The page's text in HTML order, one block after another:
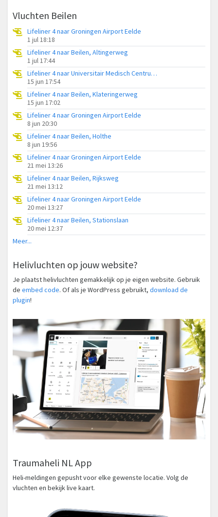
Vluchten Beilen
Lifeliner 4 naar Groningen Airport Eelde
1 jul 18:18
Lifeliner 4 naar Beilen, Altingerweg
1 jul 17:44
Lifeliner 4 naar Universitair Medisch Centrum Groningen
15 jun 17:54
Lifeliner 4 naar Beilen, Klateringerweg
15 jun 17:02
Lifeliner 4 naar Groningen Airport Eelde
8 jun 20:30
Lifeliner 4 naar Beilen, Holthe
8 jun 19:56
Lifeliner 4 naar Groningen Airport Eelde
21 mei 13:26
Lifeliner 4 naar Beilen, Rijksweg
21 mei 13:12
Lifeliner 4 naar Groningen Airport Eelde
20 mei 13:27
Lifeliner 4 naar Beilen, Stationslaan
20 mei 12:37
Meer...
Helivluchten op jouw website?
Je plaatst helivluchten gemakkelijk op je eigen website. Gebruik
de embed code. Of als je WordPress gebruikt, download de
plugin!
Traumaheli NL App
Heli-meldingen gepusht voor elke gewenste locatie. Volg de
vluchten en bekijk live kaart.